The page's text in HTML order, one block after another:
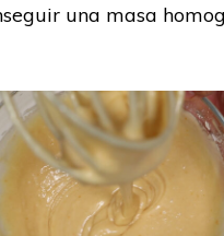
una masa